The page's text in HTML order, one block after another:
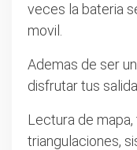
veces la bateria
movil.
Ademas de ser
disfrutar tus
Lectura de
triangulaciones,